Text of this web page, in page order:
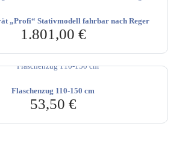
„Profi“ Stativmodell fahrbar nach Reger
1.801,00 €
Flaschenzug 110-150 cm
53,50 €